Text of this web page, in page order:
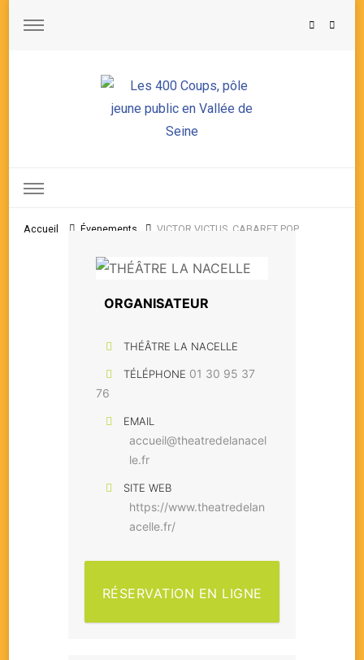
Accueil Évenements VICTOR VICTUS, CABARET POP
ORGANISATEUR
THÉÂTRE LA NACELLE
TÉLÉPHONE 01 30 95 37
76
EMAIL
accueil@theatredelanacel
le.fr
SITE WEB
https://www.theatredelan
acelle.fr/
RÉSERVATION EN LIGNE